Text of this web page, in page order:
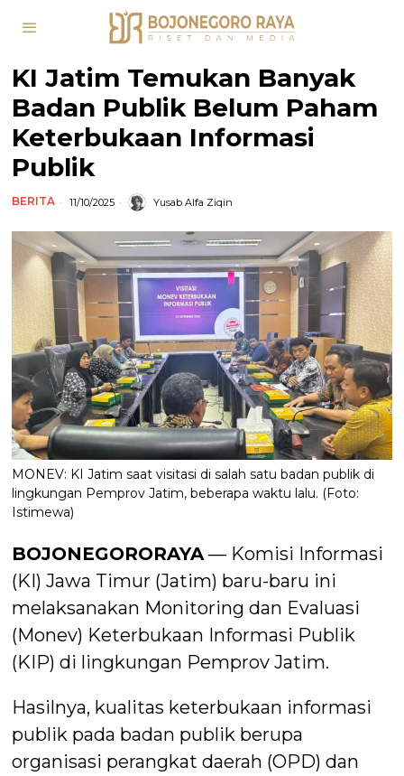
KI Jatim Temukan Banyak
Badan Publik Belum Paham
Keterbukaan Informasi
Publik
BERITA 11/10/2025 Yusab Alfa Ziqin
MONEV: KI Jatim saat visitasi di salah satu badan publik di
lingkungan Pemprov Jatim, beberapa waktu lalu. (Foto:
Istimewa)
BOJONEGORORAYA — Komisi Informasi
(KI) Jawa Timur (Jatim) baru-baru ini
melaksanakan Monitoring dan Evaluasi
(Monev) Keterbukaan Informasi Publik
(KIP) di lingkungan Pemprov Jatim.
Hasilnya, kualitas keterbukaan informasi
publik pada badan publik berupa
organisasi perangkat daerah (OPD) dan